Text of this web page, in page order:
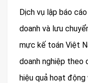
Dịch vụ lập báo
doanh và lưu
mực kế toán Việt
doanh nghiệp theo
hiệu quả hoạt